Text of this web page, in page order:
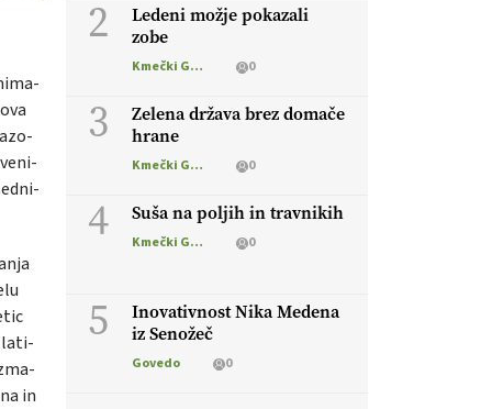
in
2
Ledeni možje pokazali
zobe
Kmečki Glas 0
3
Zelena država brez domače
hrane
Kmečki Glas 0
4 Suša na poljih in travnikih
Kmečki Glas 0
5
Inovativnost Nika Medena
iz Senožeč
Govedo 0